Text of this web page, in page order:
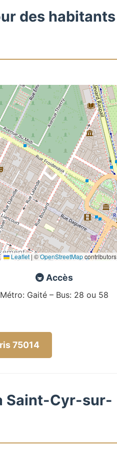
des habitants
Leaflet | ©OpenStreetMapcontributors
🚇 Accès
Métro: Gaité – Bus: 28 ou 58
75014
Saint-Cyr-sur-